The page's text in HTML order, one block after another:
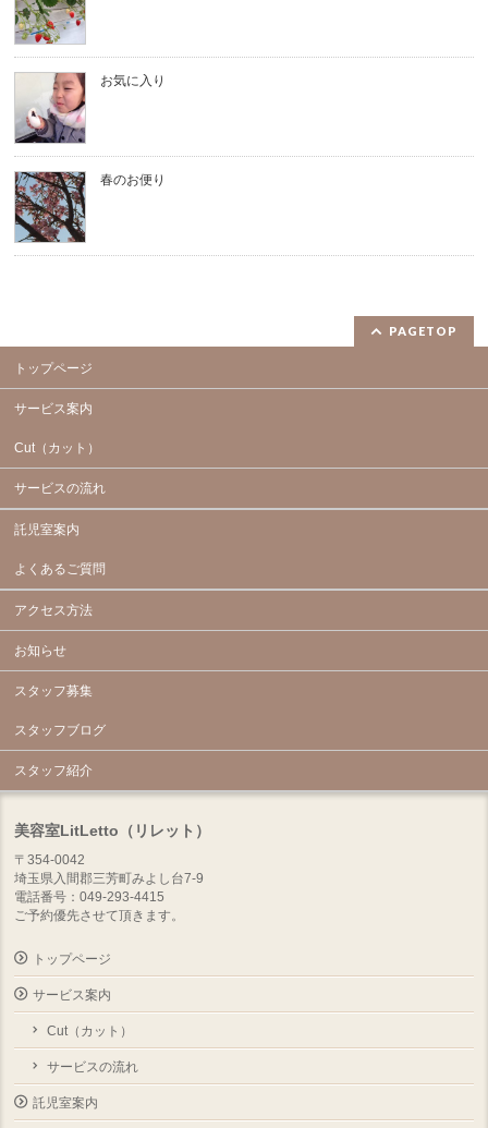
お気に入り
春のお便り
PAGETOP
トップページ
サービス案内
Cut（カット）
サービスの流れ
託児室案内
よくあるご質問
アクセス方法
お知らせ
スタッフ募集
スタッフブログ
スタッフ紹介
美容室LitLetto（リレット）
〒354-0042
埼玉県入間郡三芳町みよし台7-9
電話番号：049-293-4415
ご予約優先させて頂きます。
トップページ
サービス案内
Cut（カット）
サービスの流れ
託児室案内